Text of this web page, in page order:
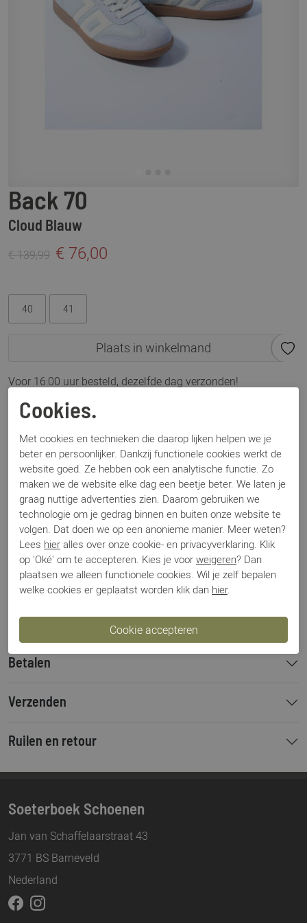
Back 70
Cloud Blauw
€ 139,99 € 76,00
40 41
Plaats in winkelmand
Voor 16:00 uur besteld, dezelfde dag verzonden!
Omschrijving
Cloud lichtblauw
Specificaties
Merk
Back 70
Artikelnummer
Cloud
Los voetbed
Ja
Categorie
Sneakers
Kleur
Blauw
Materiaal
Suede
Bestelcode
000003613
Betalen
Verzenden
Ruilen en retour
Soeterboek Schoenen
Jan van Schaffelaarstraat 43
3771 BS Barneveld
Nederland
Cookies.
Met cookies en technieken die daarop lijken helpen we je
beter en persoonlijker. Dankzij functionele cookies werkt de
website goed. Ze hebben ook een analytische functie. Zo
maken we de website elke dag een beetje beter. We laten je
graag nuttige advertenties zien. Daarom gebruiken we
technologie om je gedrag binnen en buiten onze website te
volgen. Dat doen we op een anonieme manier. Meer weten?
Lees hier alles over onze cookie- en privacyverklaring. Klik
op 'Oké' om te accepteren. Kies je voor weigeren? Dan
plaatsen we alleen functionele cookies. Wil je zelf bepalen
welke cookies er geplaatst worden klik dan hier.